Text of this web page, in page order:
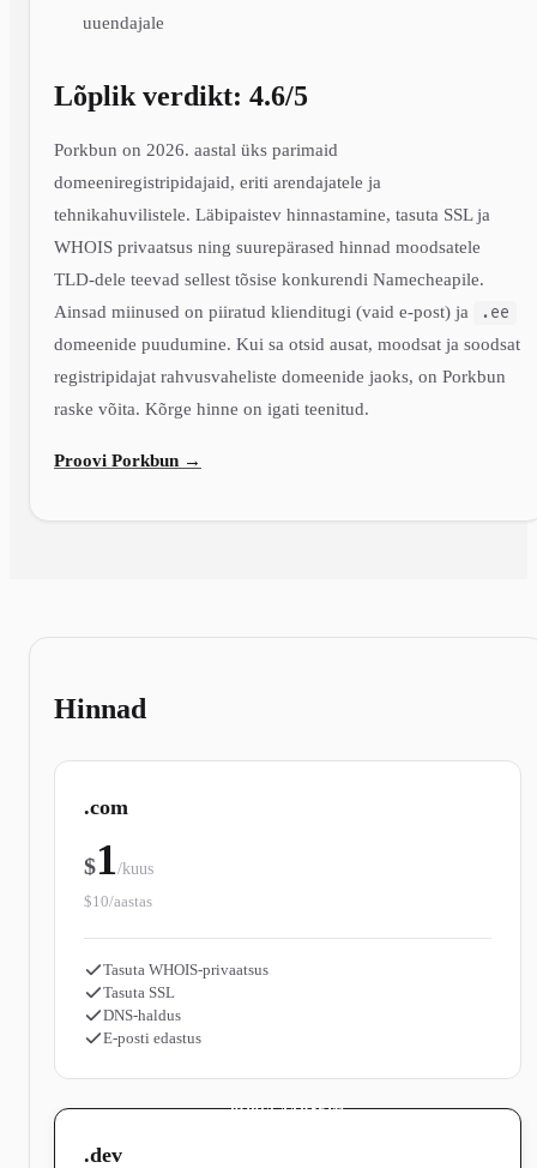
uuendajale
Lõplik verdikt: 4.6/5
Porkbun on 2026. aastal üks parimaid
domeeniregistripidajaid, eriti arendajatele ja
tehnikahuvilistele. Läbipaistev hinnastamine, tasuta SSL ja
WHOIS privaatsus ning suurepärased hinnad moodsatele
TLD-dele teevad sellest tõsise konkurendi Namecheapile.
Ainsad miinused on piiratud klienditugi (vaid e-post) ja
.ee
domeenide puudumine. Kui sa otsid ausat, moodsat ja soodsat
registripidajat rahvusvaheliste domeenide jaoks, on Porkbun
raske võita. Kõrge hinne on igati teenitud.
Proovi Porkbun →
Hinnad
.com
$1/kuus
$10/aastas
Tasuta WHOIS-privaatsus
Tasuta SSL
DNS-haldus
E-posti edastus
POPULAARSEIM
.dev